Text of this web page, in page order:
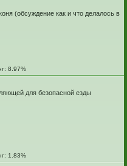
(обсуждение как и что делалось в
8.97%
для безопасной езды
1.83%